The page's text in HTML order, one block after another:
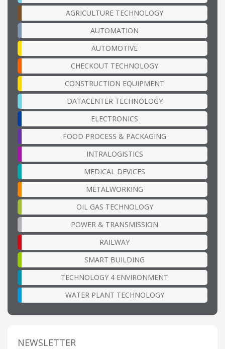
AGRICULTURE TECHNOLOGY
AUTOMATION
AUTOMOTIVE
CHECKOUT TECHNOLOGY
CONSTRUCTION EQUIPMENT
DATACENTER TECHNOLOGY
ELECTRONICS
FOOD PROCESS & PACKAGING
INTRALOGISTICS
MEDICAL DEVICES
METALWORKING
OIL GAS TECHNOLOGY
POWER & TRANSMISSION
RAILWAY
SMART BUILDING
TECHNOLOGY 4 ENVIRONMENT
WATER PLANT TECHNOLOGY
NEWSLETTER